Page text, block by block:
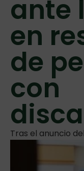
ante
en
de
con
Tras el anuncio